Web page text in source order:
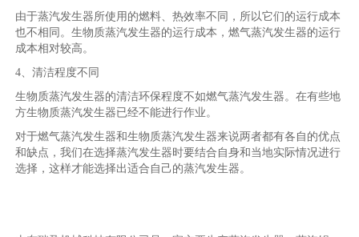
由于蒸汽发生器所使用的燃料、热效率不同，所以它们的运行成本
也不相同。生物质蒸汽发生器的运行成本，燃气蒸汽发生器的运行
成本相对较高。
4、清洁程度不同
生物质蒸汽发生器的清洁环保程度不如燃气蒸汽发生器。在有些地
方生物质蒸汽发生器已经不能进行作业。
对于燃气蒸汽发生器和生物质蒸汽发生器来说两者都有各自的优点
和缺点，我们在选择蒸汽发生器时要结合自身和当地实际情况进行
选择，这样才能选择出适合自己的蒸汽发生器。